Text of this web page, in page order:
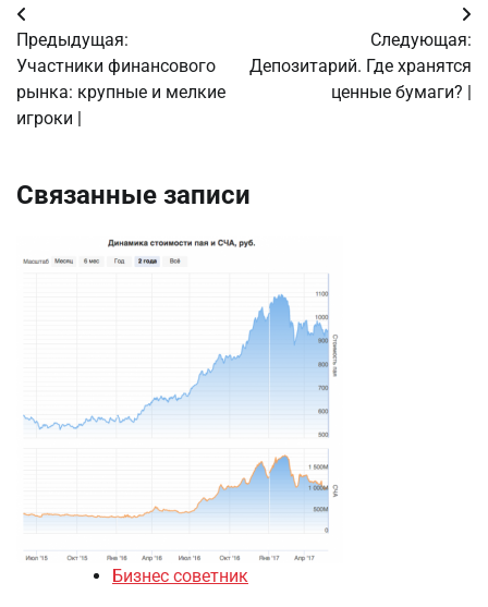
Навигация
по
записям
Предыдущая:
Участники финансового
рынка: крупные и мелкие
игроки |
Следующая:
Депозитарий. Где хранятся
ценные бумаги? |
Связанные записи
Бизнес советник